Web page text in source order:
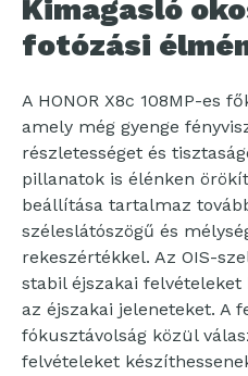
Kimagasló
fotózási
A HONOR X8c 108MP-es
amely még gyenge
részletességet és
pillanatok is élénken
beállítása tartalmaz
széleslátószögű és
rekeszértékkel. Az OIS-
stabil éjszakai
az éjszakai jeleneteket. A
fókusztávolság közül
felvételeket